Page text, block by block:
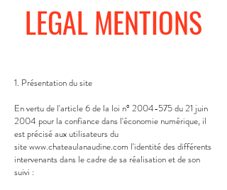
LEGAL MENTIONS
1. Présentation du site
En vertu de l'article 6 de la loi n° 2004-575du 21 juin
2004 pour la confiance dans l'économie numérique, il
est précisé aux utilisateurs du
sitewww.chateaulanaudine.com l'identité des différents
intervenants dans le cadre de sa réalisation et de son
suivi :